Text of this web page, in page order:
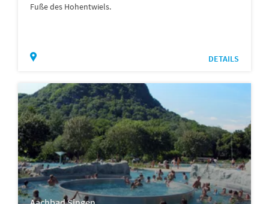
Fuße des Hohentwiels.
DETAILS